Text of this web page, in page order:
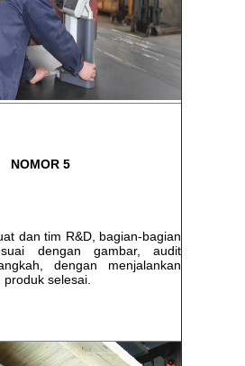
NOMOR 5
dan tim R&D, bagian-bagian
dengan gambar, audit
dengan menjalankan
selesai.